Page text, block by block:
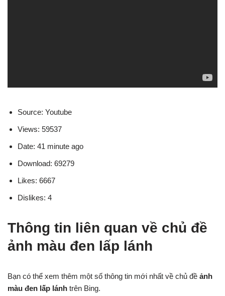
Source: Youtube
Views: 59537
Date: 41 minute ago
Download: 69279
Likes: 6667
Dislikes: 4
Thông tin liên quan về chủ đề
ảnh màu đen lấp lánh
Bạn có thể xem thêm một số thông tin mới nhất về chủ đề ảnh
màu đen lấp lánh trên Bing.